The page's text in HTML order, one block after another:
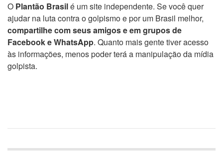
O Plantão Brasilé um site independente. Se você quer
ajudar na luta contra o golpismo e por um Brasil melhor,
compartilhe com seus amigos e em grupos de
Facebook e WhatsApp. Quanto mais gente tiver acesso
às informações, menos poder terá a manipulação da mídia
golpista.